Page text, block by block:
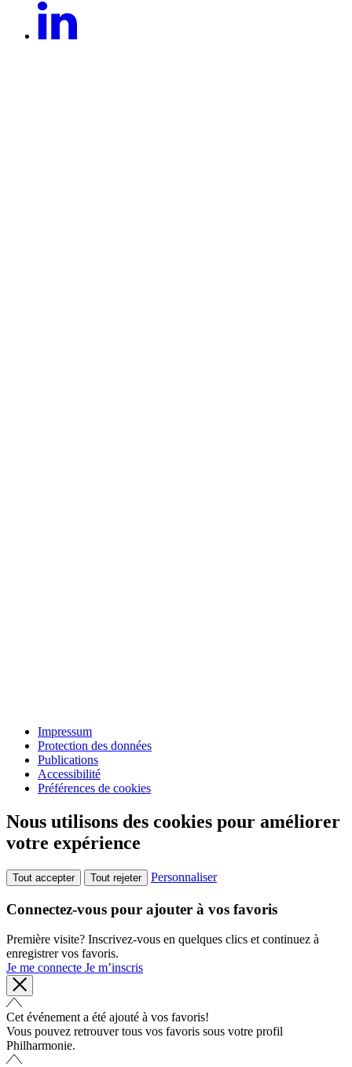
Impressum
Protection des données
Publications
Accessibilité
Préférences de cookies
Nous utilisons des cookies pour améliorer
votre expérience
Tout accepter Tout rejeter Personnaliser
Connectez-vous pour ajouter à vos favoris
Première visite? Inscrivez-vous en quelques clics et continuez à
enregistrer vos favoris.
Je me connecte Je m’inscris
Cet événement a été ajouté à vos favoris!
Vous pouvez retrouver tous vos favoris sous votre profil
Philharmonie.